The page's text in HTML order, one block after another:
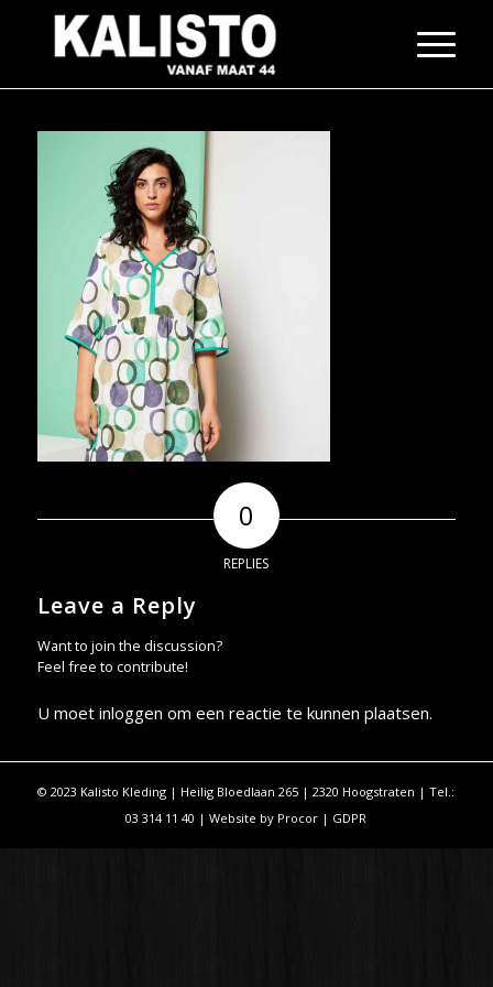
0
REPLIES
Leave a Reply
Want to join the discussion?
Feel free to contribute!
U moet inloggen om een reactie te kunnen plaatsen.
© 2023 Kalisto Kleding | Heilig Bloedlaan 265 | 2320 Hoogstraten | Tel.:
03 314 11 40 | Website by Procor | GDPR